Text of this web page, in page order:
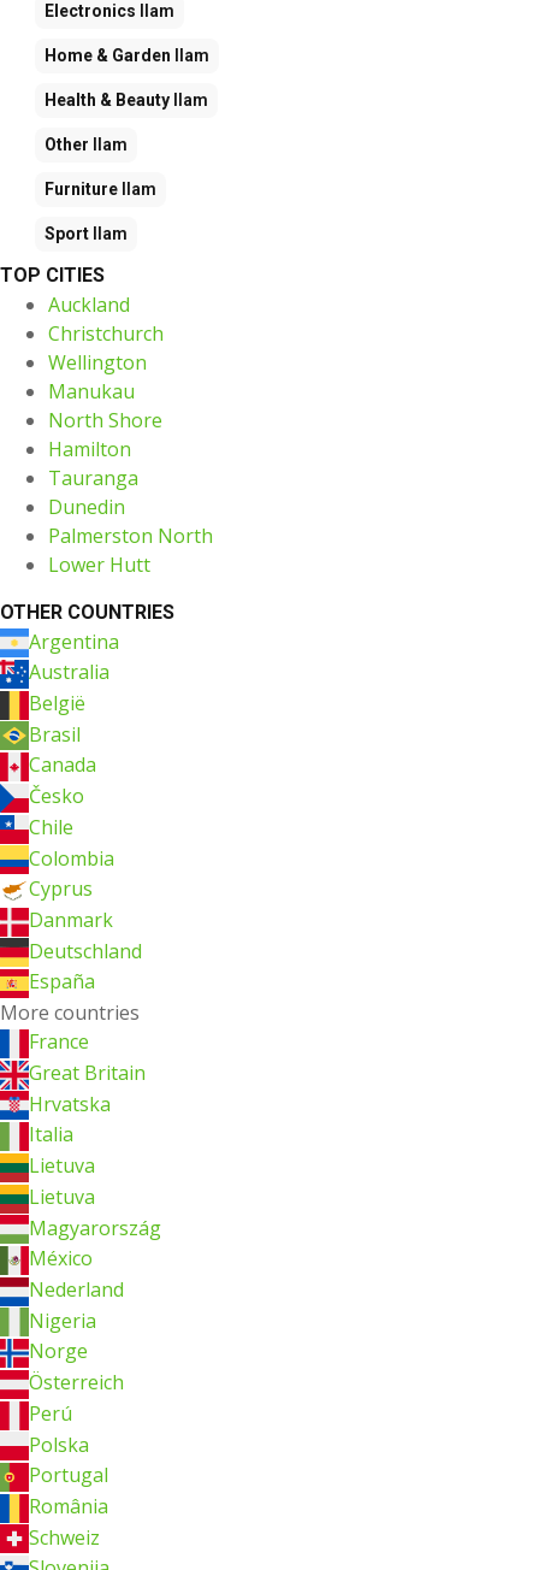
Electronics Ilam
Home & Garden Ilam
Health & Beauty Ilam
Other Ilam
Furniture Ilam
Sport Ilam
TOP CITIES
Auckland
Christchurch
Wellington
Manukau
North Shore
Hamilton
Tauranga
Dunedin
Palmerston North
Lower Hutt
OTHER COUNTRIES
Argentina
Australia
België
Brasil
Canada
Česko
Chile
Colombia
Cyprus
Danmark
Deutschland
España
More countries
France
Great Britain
Hrvatska
Italia
Lietuva
Lietuva
Magyarország
México
Nederland
Nigeria
Norge
Österreich
Perú
Polska
Portugal
România
Schweiz